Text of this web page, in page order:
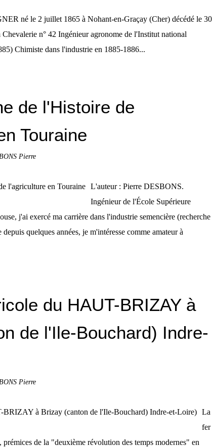
né le 2 juillet 1865 à Nohant-en-Graçay (Cher) décédé le 30
n° 42 Ingénieur agronome de l'Institut national
Chimiste dans l'industrie en 1885-1886...
de l'Histoire de
Touraine
Pierre
L'auteur : Pierre DESBONS.
Ingénieur de l'École Supérieure
j'ai exercé ma carrière dans l'industrie semencière (recherche
quelques années, je m'intéresse comme amateur à
du HAUT-BRIZAY à
de l'Ile-Bouchard) Indre-
Pierre
La
fer
de la "deuxième révolution des temps modernes" en